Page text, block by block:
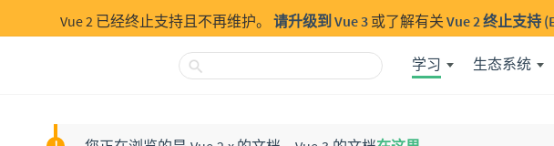
Vue 2 已经终止支持且不再维护。 请升级到 Vue 3 或了解有关 Vue 2 终止支持
学习 生态系统